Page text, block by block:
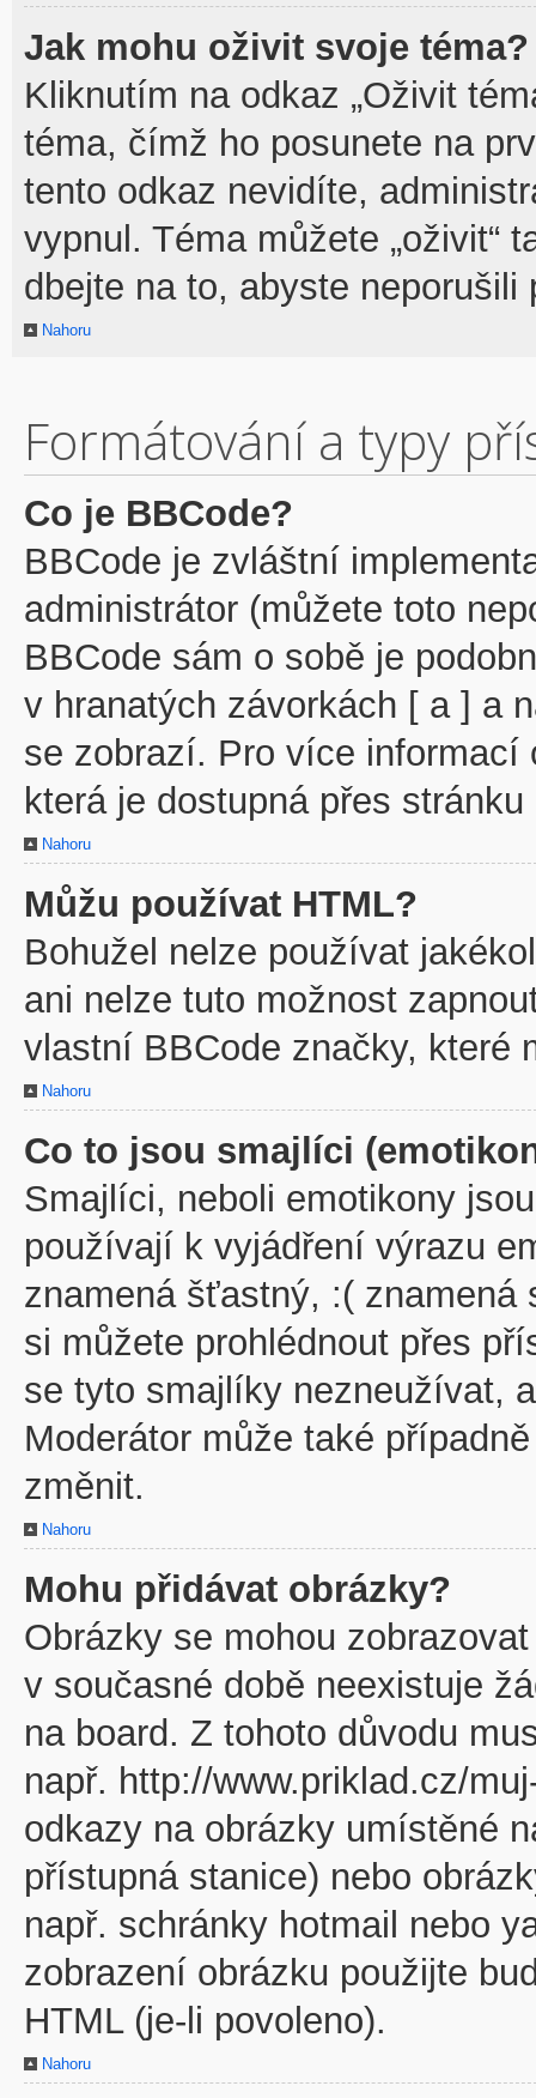
Jak mohu oživit svoje téma?
Kliknutím na odkaz „Oživit
téma, čímž ho posunete na
tento odkaz nevidíte,
vypnul. Téma můžete „oživit“
dbejte na to, abyste neporušili
Nahoru
Formátování a typy
Co je BBCode?
BBCode je zvláštní
administrátor (můžete toto
BBCode sám o sobě je
v hranatých závorkách [ a ] a
se zobrazí. Pro více informací
která je dostupná přes
Nahoru
Můžu používat HTML?
Bohužel nelze používat
ani nelze tuto možnost
vlastní BBCode značky, které
Nahoru
Co to jsou smajlíci
Smajlíci, neboli emotikony
používají k vyjádření výrazu
znamená šťastný, :(
si můžete prohlédnout přes
se tyto smajlíky nezneužívat,
Moderátor může také
změnit.
Nahoru
Mohu přidávat obrázky?
Obrázky se mohou
v současné době neexistuje
na board. Z tohoto důvodu
např. http://www.priklad.cz/
odkazy na obrázky umístěné
přístupná stanice) nebo
např. schránky hotmail nebo
zobrazení obrázku použijte
HTML (je-li povoleno).
Nahoru